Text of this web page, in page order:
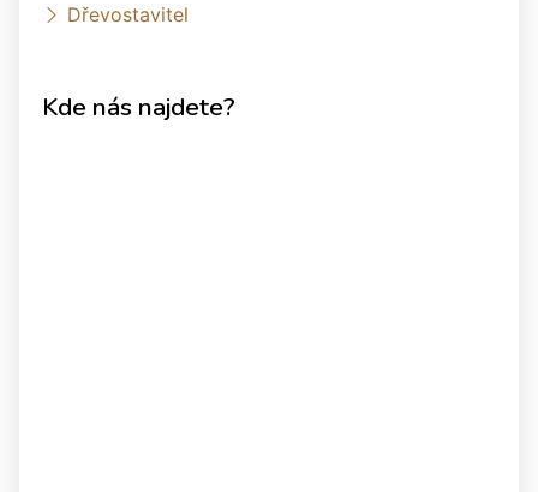
Dřevostavitel
Kde nás najdete?